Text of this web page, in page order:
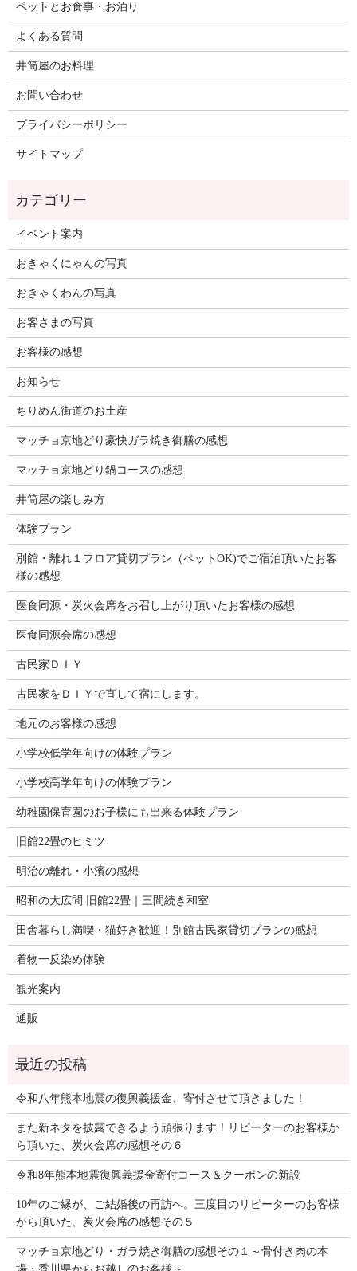
ペットとお食事・お泊り
よくある質問
井筒屋のお料理
お問い合わせ
プライバシーポリシー
サイトマップ
イベント案内
おきゃくにゃんの写真
おきゃくわんの写真
お客さまの写真
お客様の感想
お知らせ
ちりめん街道のお土産
マッチョ京地どり豪快ガラ焼き御膳の感想
マッチョ京地どり鍋コースの感想
井筒屋の楽しみ方
体験プラン
別館・離れ１フロア貸切プラン（ペットOK)でご宿泊頂いたお客
様の感想
医食同源・炭火会席をお召し上がり頂いたお客様の感想
医食同源会席の感想
古民家ＤＩＹ
古民家をＤＩＹで直して宿にします。
地元のお客様の感想
小学校低学年向けの体験プラン
小学校高学年向けの体験プラン
幼稚園保育園のお子様にも出来る体験プラン
旧館22畳のヒミツ
明治の離れ・小濱の感想
昭和の大広間 旧館22畳｜三間続き和室
田舎暮らし満喫・猫好き歓迎！別館古民家貸切プランの感想
着物一反染め体験
観光案内
通販
令和八年熊本地震の復興義援金、寄付させて頂きました！
また新ネタを披露できるよう頑張ります！リピーターのお客様か
ら頂いた、炭火会席の感想その６
令和8年熊本地震復興義援金寄付コース＆クーポンの新設
10年のご縁が、ご結婚後の再訪へ。三度目のリピーターのお客様
から頂いた、炭火会席の感想その５
マッチョ京地どり・ガラ焼き御膳の感想その１～骨付き肉の本